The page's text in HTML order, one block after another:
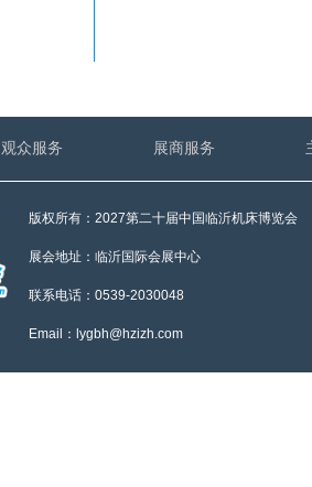
观众服务 展商服务
版权所有：2027第二十届中国临沂机床博览会
展会地址：临沂国际会展中心
联系电话：0539-2030048
Email：lygbh@hzizh.com